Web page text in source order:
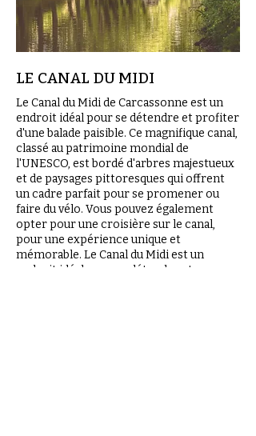
LE CANAL DU MIDI
Le Canal du Midi de Carcassonne est un
endroit idéal pour se détendre et profiter
d'une balade paisible. Ce magnifique canal,
classé au patrimoine mondial de
l'UNESCO, est bordé d'arbres majestueux
et de paysages pittoresques qui offrent
un cadre parfait pour se promener ou
faire du vélo. Vous pouvez également
opter pour une croisière sur le canal,
pour une expérience unique et
mémorable. Le Canal du Midi est un
endroit idéal pour se détendre et se